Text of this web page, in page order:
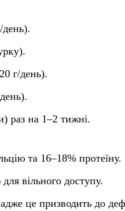
день).
г/день).
раз на 1–2 тижні.
та 16–18% протеїну.
вільного доступу.
це призводить до